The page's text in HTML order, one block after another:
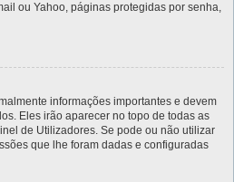
ou Yahoo, páginas protegidas por senha,
informações importantes e devem
Eles irão aparecer no topo de todas as
de Utilizadores. Se pode ou não utilizar
que lhe foram dadas e configuradas